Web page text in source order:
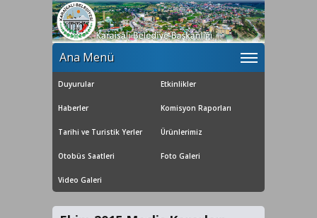
Ana Menü
Duyurular Etkinlikler
Haberler Komisyon Raporları
Tarihi ve Turistik Yerler Ürünlerimiz
Otobüs Saatleri Foto Galeri
Video Galeri